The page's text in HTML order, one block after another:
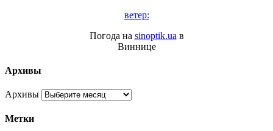
ветер:
Погода на sinoptik.ua в
Виннице
Архивы
Архивы
Метки